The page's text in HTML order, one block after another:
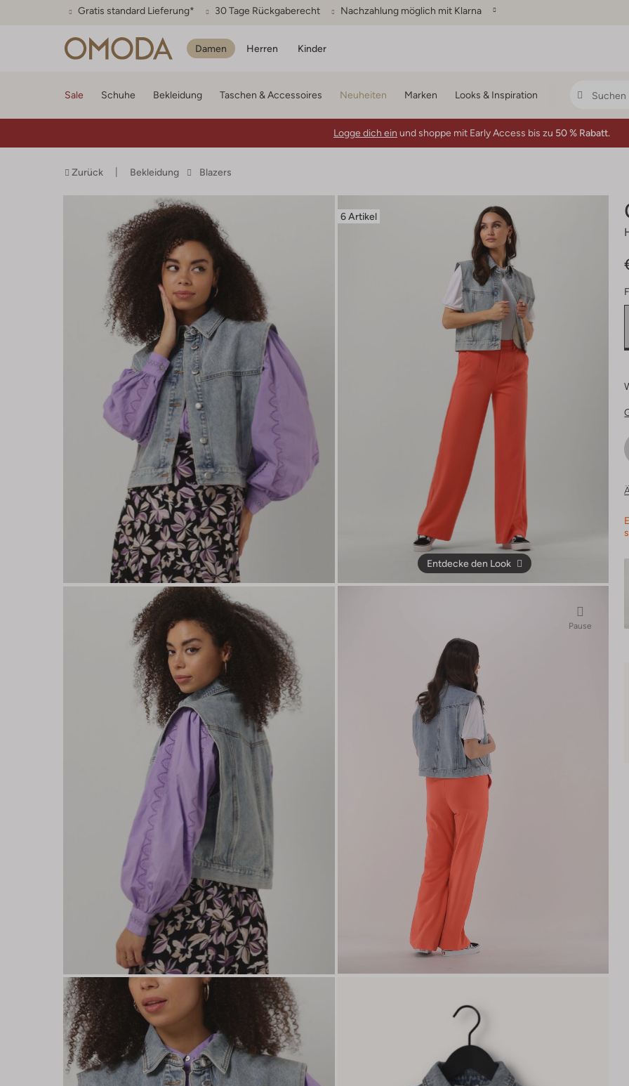
Gratis standard Lieferung* 30 Tage Rückgaberecht Nachzahlung möglich mit Klarna
Damen Herren Kinder
Sale Schuhe Bekleidung Taschen & Accessoires Neuheiten Marken Looks & Inspiration
Logge dich ein und shoppe mit Early Access bis zu 50 % Rabatt.
Zurück Bekleidung Blazers
6 Artikel
Entdecke den Look
Pause